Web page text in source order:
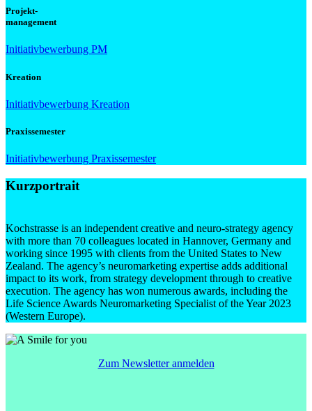
Projekt-
management
Initiativbewerbung PM
Kreation
Initiativbewerbung Kreation
Praxissemester
Initiativbewerbung Praxissemester
Kurzportrait
Kochstrasse is an independent creative and neuro-strategy agency
with more than 70 colleagues located in Hannover, Germany and
working since 1995 with clients from the United States to New
Zealand. The agency’s neuromarketing expertise adds additional
impact to its work, from strategy development through to creative
execution. The agency has won numerous awards, including the
Life Science Awards Neuromarketing Specialist of the Year 2023
(Western Europe).
Zum Newsletter anmelden